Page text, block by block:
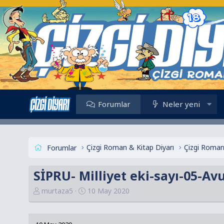
Forumlar Neler yeni
Forumlar Çizgi Roman & Kitap Diyarı Çizgi
SİPRU- Milliyet eki-sayı-05-
K
o
murtaza5
B
a
10 May 2020